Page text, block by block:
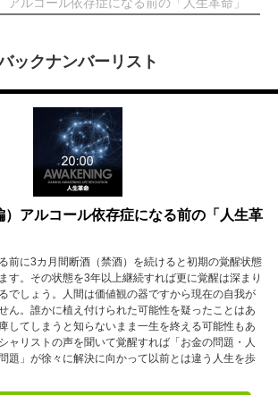
アルコール依存症になる前の「人生革命」
ックナンバーリスト
）アルコール依存症になる前の「人生革
前に3カ月間断酒（禁酒）を続けると初期の覚醒状態
す。その状態を3年以上継続すれば更に覚醒は深まり
でしょう。人間は価値観の器ですから現在の自我が
ん。誰かに植え付けられた可能性を疑ったことはあ
してしまうと知らないまま一生を終える可能性もあ
ャリストの声を聞いて覚醒すれば「お金の問題・人
題」が徐々に解決に向かって以前とは違う人生を歩